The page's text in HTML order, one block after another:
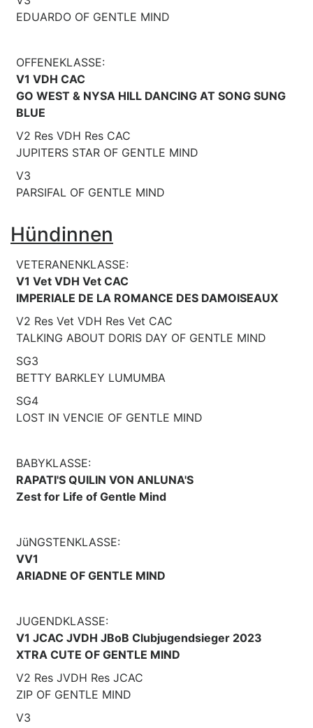
EDUARDO OF GENTLE MIND
OFFENEKLASSE:
V1 VDH CAC
GO WEST & NYSA HILL DANCING AT SONG SUNG
BLUE
V2 Res VDH Res CAC
JUPITERS STAR OF GENTLE MIND
V3
PARSIFAL OF GENTLE MIND
Hündinnen
VETERANENKLASSE:
V1 Vet VDH Vet CAC
IMPERIALE DE LA ROMANCE DES DAMOISEAUX
V2 Res Vet VDH Res Vet CAC
TALKING ABOUT DORIS DAY OF GENTLE MIND
SG3
BETTY BARKLEY LUMUMBA
SG4
LOST IN VENCIE OF GENTLE MIND
BABYKLASSE:
RAPATI'S QUILIN VON ANLUNA'S
Zest for Life of Gentle Mind
JüNGSTENKLASSE:
VV1
ARIADNE OF GENTLE MIND
JUGENDKLASSE:
V1 JCAC JVDH JBoB Clubjugendsieger 2023
XTRA CUTE OF GENTLE MIND
V2 Res JVDH Res JCAC
ZIP OF GENTLE MIND
V3